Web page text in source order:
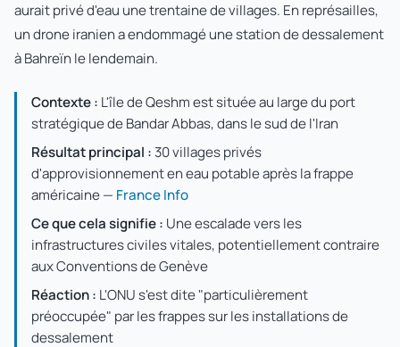
aurait privé d'eau une trentaine de villages. En représailles,
un drone iranien a endommagé une station de dessalement
à Bahreïn le lendemain.
Contexte : L'île de Qeshm est située au large du port
stratégique de Bandar Abbas, dans le sud de l'Iran
Résultat principal :30 villages privés
d'approvisionnement en eau potable après la frappe
américaine — France Info
Ce que cela signifie : Une escalade vers les
infrastructures civiles vitales, potentiellement contraire
aux Conventions de Genève
Réaction : L'ONU s'est dite "particulièrement
préoccupée" par les frappes sur les installations de
dessalement